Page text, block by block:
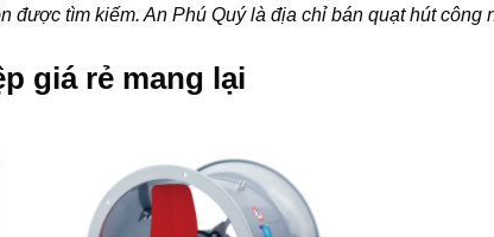
được tìm kiếm. An Phú Quý là địa chỉ bán quạt hút công
giá rẻ mang lại